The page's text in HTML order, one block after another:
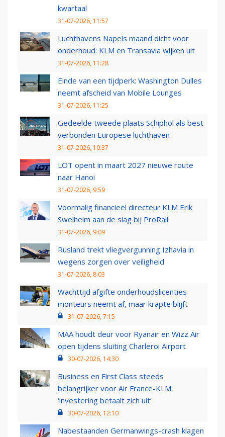
kwartaal
31-07-2026, 11:57
Luchthavens Napels maand dicht voor
onderhoud: KLM en Transavia wijken uit
31-07-2026, 11:28
Einde van een tijdperk: Washington Dulles
neemt afscheid van Mobile Lounges
31-07-2026, 11:25
Gedeelde tweede plaats Schiphol als best
verbonden Europese luchthaven
31-07-2026, 10:37
LOT opent in maart 2027 nieuwe route
naar Hanoi
31-07-2026, 9:59
Voormalig financieel directeur KLM Erik
Swelheim aan de slag bij ProRail
31-07-2026, 9:09
Rusland trekt vliegvergunning Izhavia in
wegens zorgen over veiligheid
31-07-2026, 8:03
Wachttijd afgifte onderhoudslicenties
monteurs neemt af, maar krapte blijft
31-07-2026, 7:15
MAA houdt deur voor Ryanair en Wizz Air
open tijdens sluiting Charleroi Airport
30-07-2026, 14:30
Business en First Class steeds
belangrijker voor Air France-KLM:
‘investering betaalt zich uit’
30-07-2026, 12:10
Nabestaanden Germanwings-crash klagen